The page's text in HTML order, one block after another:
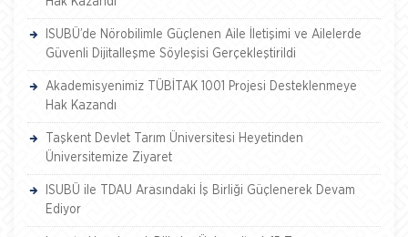
ISUBÜ’de Nörobilimle Güçlenen Aile İletişimi ve Ailelerde
Güvenli Dijitalleşme Söyleşisi Gerçekleştirildi
Akademisyenimiz TÜBİTAK 1001 Projesi Desteklenmeye
Hak Kazandı
Taşkent Devlet Tarım Üniversitesi Heyetinden
Üniversitemize Ziyaret
ISUBÜ ile TDAU Arasındaki İş Birliği Güçlenerek Devam
Ediyor